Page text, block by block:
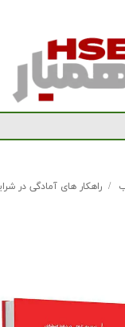
راهکار های آمادگی در